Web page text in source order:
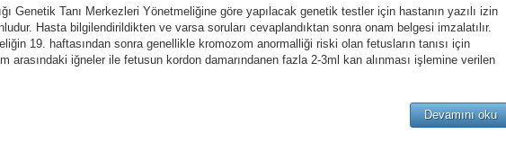
Genetik Tanı Merkezleri Yönetmeliğine göre yapılacak genetik testler için hastanın yazılı izin
Hasta bilgilendirildikten ve varsa soruları cevaplandıktan sonra onam belgesi imzalatılır.
19. haftasından sonra genellikle kromozom anormalliği riski olan fetusların tanısı için
arasındaki iğneler ile fetusun kordon damarındanen fazla 2-3ml kan alınması işlemine verilen
Devamını oku